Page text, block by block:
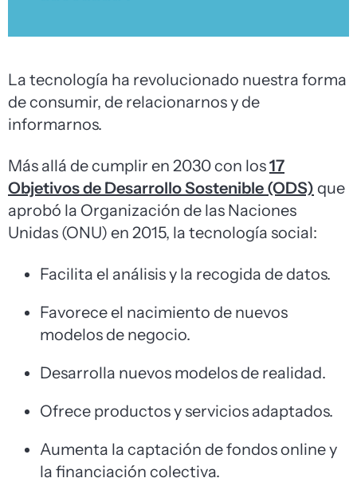
La tecnología ha revolucionado nuestra forma
de consumir, de relacionarnos y de
informarnos.
Más allá de cumplir en 2030 con los17
Objetivos de Desarrollo Sostenible (ODS) que
aprobó la Organización de las Naciones
Unidas (ONU) en 2015, la tecnología social:
Facilita el análisis y la recogida de datos.
Favorece el nacimiento de nuevos
modelos de negocio.
Desarrolla nuevos modelos de realidad.
Ofrece productos y servicios adaptados.
Aumenta la captación de fondos online y
la financiación colectiva.